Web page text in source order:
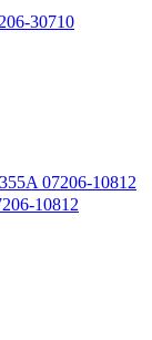
10812